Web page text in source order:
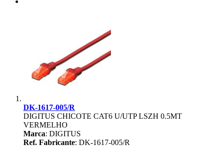
DK-1617-005/R
DIGITUS CHICOTE CAT6 U/UTP LSZH 0.5MT
VERMELHO
Marca: DIGITUS
Ref. Fabricante: DK-1617-005/R